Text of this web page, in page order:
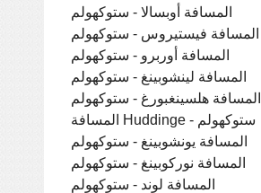
المسافة أوبسالا - ستوكهولم
المسافة فيستيروس - ستوكهولم
المسافة أوربرو - ستوكهولم
المسافة لينشوبينغ - ستوكهولم
المسافة هلسينغبورغ - ستوكهولم
المسافة Huddinge - ستوكهولم
المسافة يونشوبينغ - ستوكهولم
المسافة نوركوبينغ - ستوكهولم
المسافة لوند - ستوكهولم